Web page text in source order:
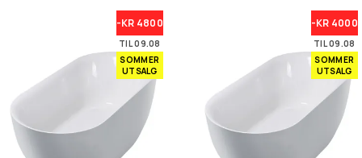
-KR 4800
TIL 09.08
SOMMER
UTSALG
-KR 4000
TIL 09.08
SOMMER
UTSALG